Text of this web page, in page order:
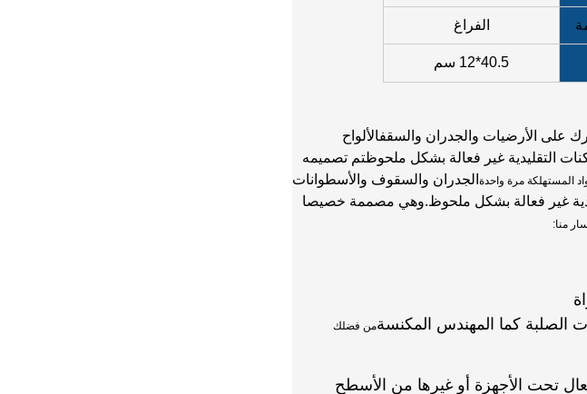
الفراغ
40.5*12 سم
على الأرضيات والجدران والسقفالألواح
التقليدية غير فعالة بشكل ملحوظتم تصميمه
المستهلكة مرة واحدة الجدران والسقوف والأسطوانات
غير فعالة بشكل ملحوظ.وهي مصممة خصيصا
منا:
الصلبة كما المهندس المكنسةمن فضلك
تحت الأجهزة أو غيرها من الأسطح